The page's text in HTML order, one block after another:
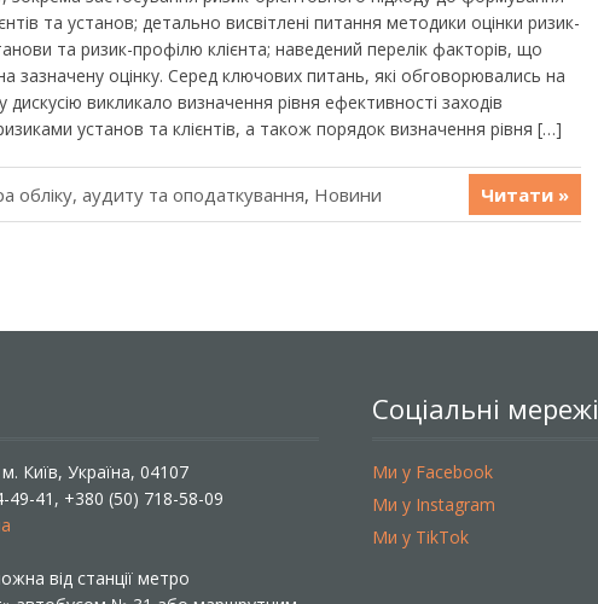
та установ; детально висвітлені питання методики оцінки ризик-
та ризик-профілю клієнта; наведений перелік факторів, що
зазначену оцінку. Серед ключових питань, які обговорювались на
дискусію викликало визначення рівня ефективності заходів
установ та клієнтів, а також порядок визначення рівня […]
обліку, аудиту та оподаткування, Новини Читати »
Київ, Україна, 04107
41, +380 (50) 718-58-09
від станції метро
Соціальні мережі
Ми у Facebook
Ми у Instagram
Ми у TikTok